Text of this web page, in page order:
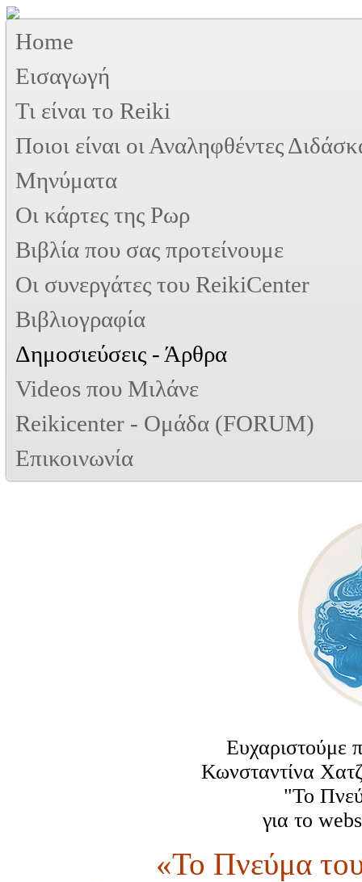
Home
Εισαγωγή
Τι είναι το Reiki
Ποιοι είναι οι Αναληφθέντες
Μηνύματα
Οι κάρτες της Ρωρ
Βιβλία που σας προτείνουμε
Oι συνεργάτες του ReikiCenter
Βιβλιογραφία
Δημοσιεύσεις - Άρθρα
Videos που Μιλάνε
Reikicenter - Ομάδα (FORUM)
Επικοινωνία
Ευχαριστούμε
Κωνσταντίνα
"Το
για το
«Το Πνεύμα